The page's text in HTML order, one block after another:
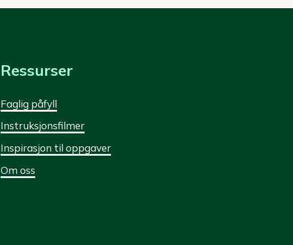
Ressurser
Faglig påfyll
Instruksjonsfilmer
Inspirasjon til oppgaver
Om oss